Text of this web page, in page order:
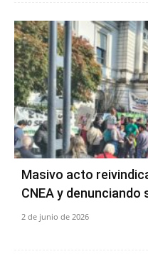
Masivo acto
CNEA y denunciando
2 de junio de 2026